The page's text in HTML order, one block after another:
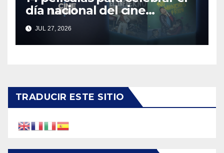
día nacional del cine
mexicano
JUL 27, 2026
TRADUCIR ESTE SITIO